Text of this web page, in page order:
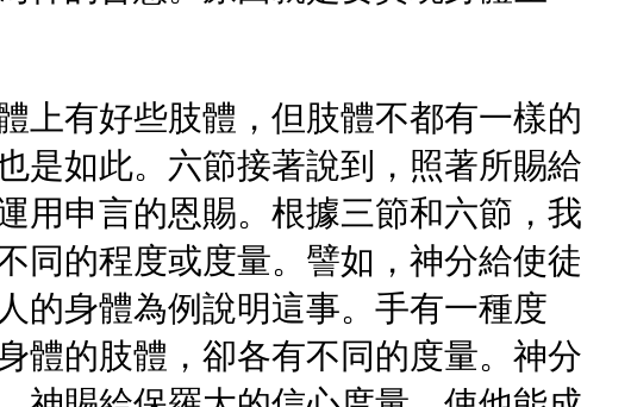
上有好些肢體，但肢體不都有一樣的
是如此。六節接著說到，照著所賜給
用申言的恩賜。根據三節和六節，我
同的程度或度量。譬如，神分給使徒
的身體為例說明這事。手有一種度
體的肢體，卻各有不同的度量。神分